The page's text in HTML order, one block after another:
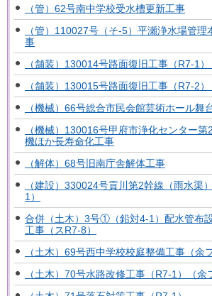
（管）62号南中学校受水槽更新工事
（管）110027号（そ-5）平瀬浄水場管理
事
（舗装）130014号路面復旧工事（R7-1）
（舗装）130015号路面復旧工事（R7-2）
（機械）66号総合市民会館芸術ホール舞
（機械）130016号甲府市浄化センター
機ほか長寿命化工事
（解体）68号旧南庁舎解体工事
（建設）330024号貢川第2幹線（雨水渠
1）
合併（土木）3号①（鉛対4-1）配水管布
工事（スR7-8）
（土木）69号西中学校校庭整備工事（余フ
（土木）70号水路改修工事（R7-1）（余